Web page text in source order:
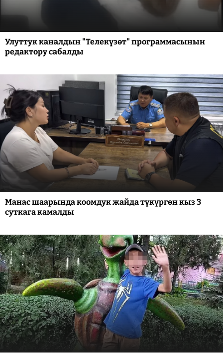
Улуттук каналдын "Телекүзөт" программасынын
редактору сабалды
Манас шаарында коомдук жайда түкүргөн кыз 3
суткага камалды